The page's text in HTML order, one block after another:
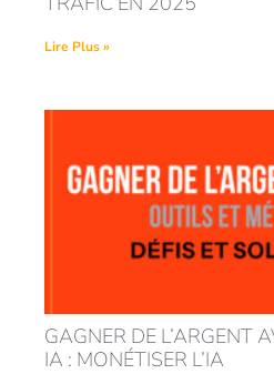
Lire Plus »
GAGNER DE L’ARGENT
IA : MONÉTISER L’IA